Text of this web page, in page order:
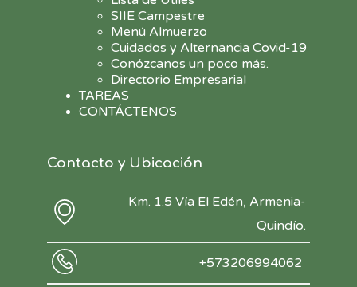
SIIE Campestre
Menú Almuerzo
Cuidados y Alternancia Covid-19
Conózcanos un poco más.
Directorio Empresarial
TAREAS
CONTÁCTENOS
Contacto y Ubicación
Km. 1.5 Vía El Edén, Armenia-
Quindío.
+573206994062